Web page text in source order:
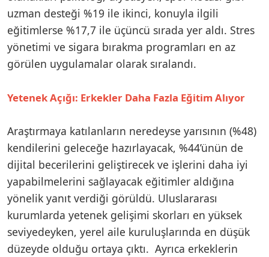
uzman desteği %19 ile ikinci, konuyla ilgili
eğitimlerse %17,7 ile üçüncü sırada yer aldı. Stres
yönetimi ve sigara bırakma programları en az
görülen uygulamalar olarak sıralandı.
Yetenek Açığı: Erkekler Daha Fazla Eğitim Alıyor
Araştırmaya katılanların neredeyse yarısının (%48)
kendilerini geleceğe hazırlayacak, %44’ünün de
dijital becerilerini geliştirecek ve işlerini daha iyi
yapabilmelerini sağlayacak eğitimler aldığına
yönelik yanıt verdiği görüldü. Uluslararası
kurumlarda yetenek gelişimi skorları en yüksek
seviyedeyken, yerel aile kuruluşlarında en düşük
düzeyde olduğu ortaya çıktı. Ayrıca erkeklerin